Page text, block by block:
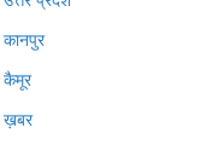
कानपुर
कैमूर
ख़बर